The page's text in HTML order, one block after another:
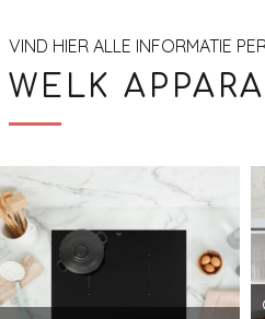
VIND HIER ALLE INFORMATIE
WELK